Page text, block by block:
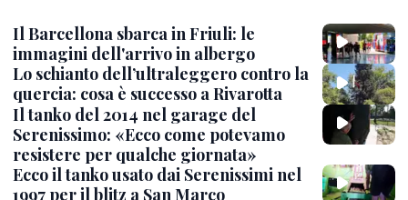
Il Barcellona sbarca in Friuli: le
immagini dell'arrivo in albergo
Lo schianto dell’ultraleggero contro la
quercia: cosa è successo a Rivarotta
Il tanko del 2014 nel garage del
Serenissimo: «Ecco come potevamo
resistere per qualche giornata»
Ecco il tanko usato dai Serenissimi nel
1997 per il blitz a San Marco